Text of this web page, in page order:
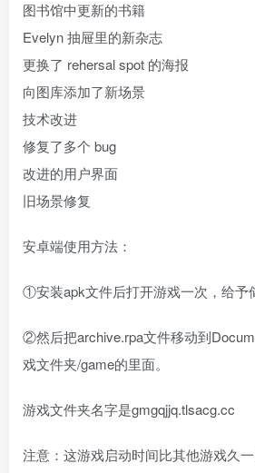
图书馆中更新的书籍
Evelyn 抽屉里的新杂志
更换了 rehersal spot 的海报
向图库添加了新场景
技术改进
修复了多个 bug
改进的用户界面
旧场景修复
安卓端使用方法：
①安装apk文件后打开游戏一次，给予
②然后把archive.rpa文件移动到
戏文件夹/game的里面。
游戏文件夹名字是gmgqjjq.tlsacg.cc
注意：这游戏启动时间比其他游戏久